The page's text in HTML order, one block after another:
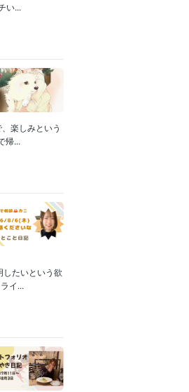
い...
楽しみという
帰...
したいという欲
イ...